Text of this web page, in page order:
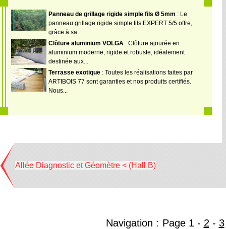
Panneau de grillage rigide simple fils Ø 5mm : Le
panneau grillage rigide simple fils EXPERT 5/5 offre,
grâce à sa...
Clôture aluminium VOLGA : Clôture ajourée en
aluminium moderne, rigide et robuste, idéalement
destinée aux...
Terrasse exotique : Toutes les réalisations faites par
ARTIBOIS 77 sont garanties et nos produits certifiés.
Nous...
Allée Diagnostic et Géomètre < (Hall B)
Navigation : Page 1 - 2 - 3